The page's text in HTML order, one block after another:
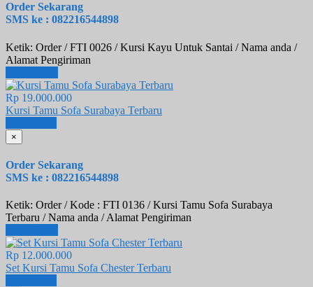
Order Sekarang
SMS ke : 082216544898
Ketik: Order / FTI 0026 / Kursi Kayu Untuk Santai / Nama anda /
Alamat Pengiriman
Rp 19.000.000
Kursi Tamu Sofa Surabaya Terbaru
×
Order Sekarang
SMS ke : 082216544898
Ketik: Order / Kode : FTI 0136 / Kursi Tamu Sofa Surabaya
Terbaru / Nama anda / Alamat Pengiriman
Rp 12.000.000
Set Kursi Tamu Sofa Chester Terbaru